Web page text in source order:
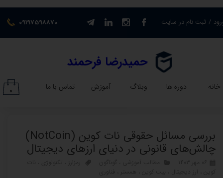
09197598870 / ثبت نام در سایت
حساب کاربری من
خروج از حساب کاربری
​حمیدرضا فرحمند​​​​​​​
خانه دوره ها وبلاگ آموزش تماس با ما ۰
بررسی مسائل حقوقی نات کوین (NotCoin)
چالش‌های قانونی در دنیای ارزهای دیجیتال